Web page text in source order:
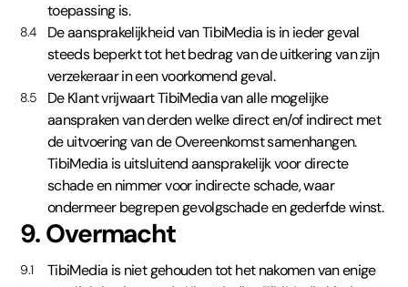
toepassing is.
8.4
De aansprakelijkheid van TibiMedia is in ieder geval
steeds beperkt tot het bedrag van de uitkering van zijn
verzekeraar in een voorkomend geval.
8.5
De Klant vrijwaart TibiMedia van alle mogelijke
aanspraken van derden welke direct en/of indirect met
de uitvoering van de Overeenkomst samenhangen.
TibiMedia is uitsluitend aansprakelijk voor directe
schade en nimmer voor indirecte schade, waar
ondermeer begrepen gevolgschade en gederfde winst.
9. Overmacht
9.1
TibiMedia is niet gehouden tot het nakomen van enige